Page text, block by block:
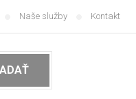
Naše služby Kontakt